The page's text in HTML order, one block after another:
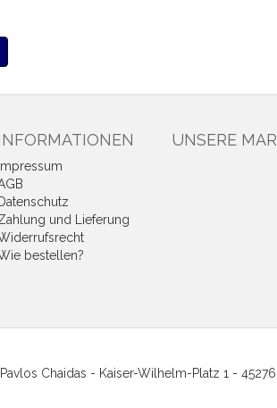
Impressum
Datenschutz
und Lieferung
bestellen?
UNSERE
Pavlos Chaidas - Kaiser-Wilhelm-Platz 1 -